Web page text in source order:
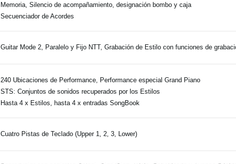
Memoria, Silencio de acompañamiento, designación bombo y caja
Secuenciador de Acordes
Guitar Mode 2, Paralelo y Fijo NTT, Grabación de Estilo con funciones de
240 Ubicaciones de Performance, Performance especial Grand Piano
STS: Conjuntos de sonidos recuperados por los Estilos
Hasta 4 x Estilos, hasta 4 x entradas SongBook
Cuatro Pistas de Teclado (Upper 1, 2, 3, Lower)